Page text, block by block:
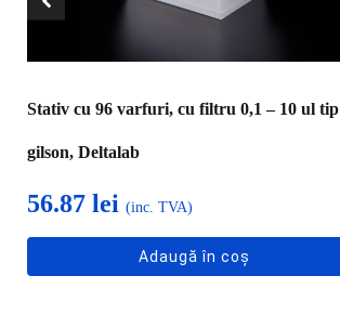
Stativ cu 96 varfuri, cu filtru 0,1 – 10 ul tip
gilson, Deltalab
56.87 lei (inc. TVA)
Adaugă în coș